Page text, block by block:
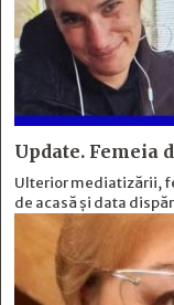
Update. Femeia
Ulterior mediatizării,
de acasă și data